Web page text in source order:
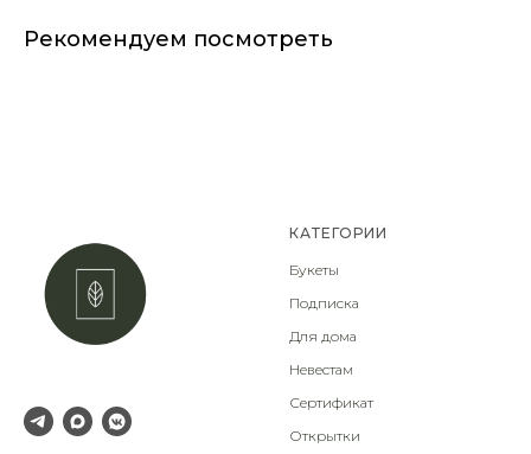
Рекомендуем посмотреть
КАТЕГОРИИ
Букеты
Подписка
Для дома
Невестам
Сертификат
Открытки